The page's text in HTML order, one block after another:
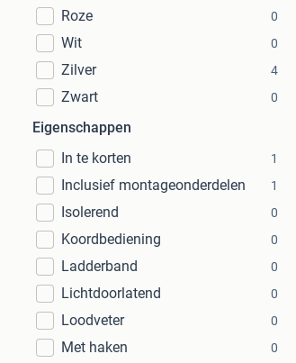
Roze 0
Wit 0
Zilver 4
Zwart 0
Eigenschappen
In te korten
1
Inclusief montageonderdelen 1
Isolerend 0
Koordbediening 0
Ladderband 0
Lichtdoorlatend 0
Loodveter 0
Met haken 0